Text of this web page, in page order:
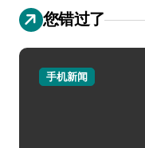
您错过了
手机新闻